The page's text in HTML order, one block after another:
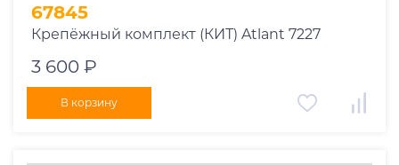
67845
Крепёжный комплект (КИТ) Atlant 7227
3 600 ₽
В корзину